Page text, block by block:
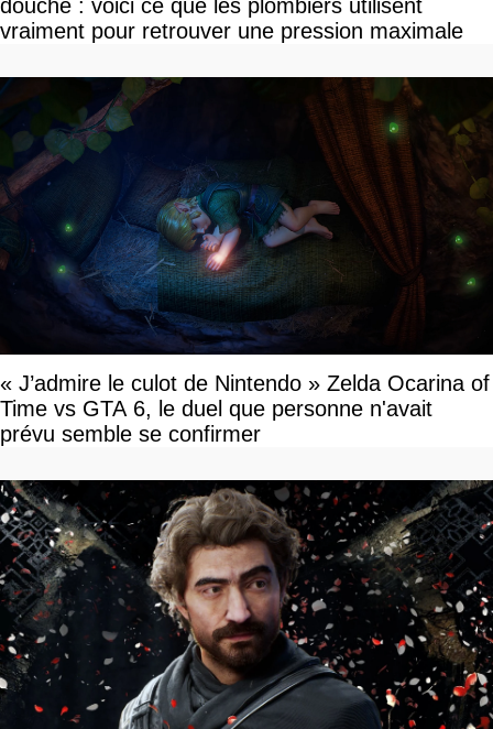
douche : voici ce que les plombiers utilisent
vraiment pour retrouver une pression maximale
« J’admire le culot de Nintendo » Zelda Ocarina of
Time vs GTA 6, le duel que personne n'avait
prévu semble se confirmer